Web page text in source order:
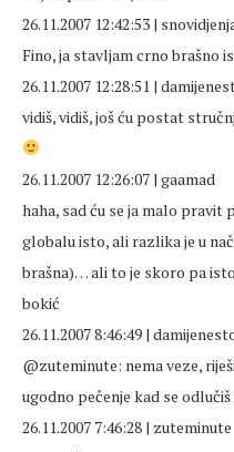
26.11.2007 12:42:53 |
Fino, ja stavljam crno brašno
26.11.2007 12:28:51 |
vidiš, vidiš, još ću postat
26.11.2007 12:26:07 | gaamad
haha, sad ću se ja malo pravit
globalu isto, ali razlika je u
brašna)… ali to je skoro pa
bokić
26.11.2007 8:46:49 |
@zuteminute: nema veze,
ugodno pečenje kad se
26.11.2007 7:46:28 | zuteminute